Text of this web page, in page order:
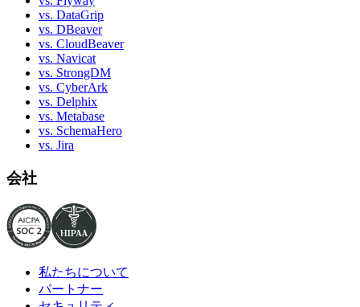
vs. DataGrip
vs. DBeaver
vs. CloudBeaver
vs. Navicat
vs. StrongDM
vs. CyberArk
vs. Delphix
vs. Metabase
vs. SchemaHero
vs. Jira
会社
私たちについて
パートナー